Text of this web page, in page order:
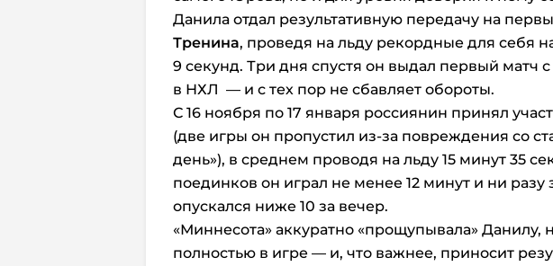
Данила отдал результативную передачу на
Тренина, проведя на льду рекордные для себя
9 секунд. Три дня спустя он выдал первый матч
в НХЛ — и с тех пор не сбавляет обороты.
С 16 ноября по 17 января россиянин принял
(две игры он пропустил из-за повреждения со
день»), в среднем проводя на льду 15 минут 35
поединков он играл не менее 12 минут и ни разу
опускался ниже 10 за вечер.
«Миннесота» аккуратно «прощупывала» Данилу,
полностью в игре — и, что важнее, приносит